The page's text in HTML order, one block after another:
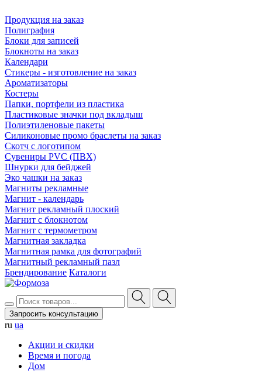
Продукция на заказ
Полиграфия
Блоки для записей
Блокноты на заказ
Календари
Стикеры - изготовление на заказ
Ароматизаторы
Костеры
Папки, портфели из пластика
Пластиковые значки под вкладыш
Полиэтиленовые пакеты
Силиконовые промо браслеты на заказ
Скотч с логотипом
Сувениры PVC (ПВХ)
Шнурки для бейджей
Эко чашки на заказ
Магниты рекламные
Магнит - календарь
Магнит рекламный плоский
Магнит с блокнотом
Магнит с термометром
Магнитная закладка
Магнитная рамка для фотографий
Магнитный рекламный пазл
Брендирование Каталоги
Запросить консультацию
ru ua
Акции и скидки
Время и погода
Дом